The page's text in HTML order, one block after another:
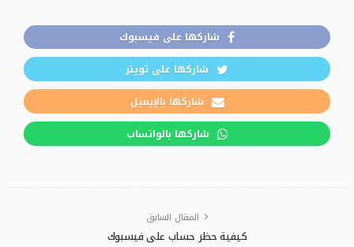
شاركها على فيسبوك
شاركها على تويتر
شاركها بالإيميل
شاركها بالواتساب
المقال السابق
كيفية حظر حساب على فيسبوك